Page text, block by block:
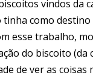
vindos da
como
esse trabalho,
do biscoito (da
de ver as coisas